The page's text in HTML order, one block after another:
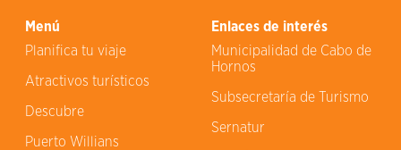
Menú
Planifica tu viaje
Atractivos turísticos
Descubre
Puerto Willians
Enlaces de interés
Municipalidad de Cabo de
Hornos
Subsecretaría de Turismo
Sernatur